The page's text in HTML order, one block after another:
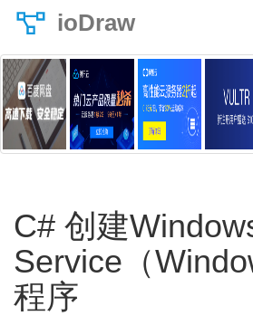
ioDraw
C# 创建
Service（
程序